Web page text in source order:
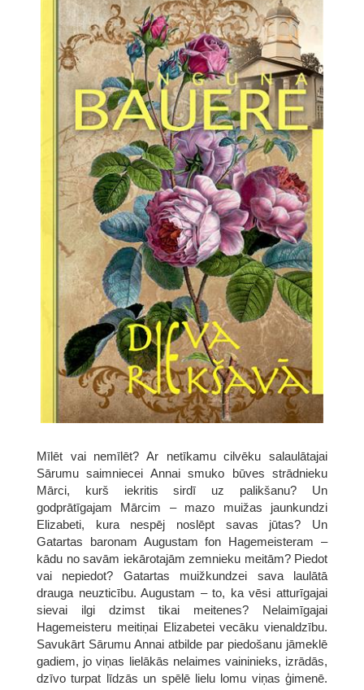
Mīlēt vai nemīlēt? Ar netīkamu cilvēku salaulātajai
Sārumu saimniecei Annai smuko būves strādnieku
Mārci, kurš iekritis sirdī uz palikšanu? Un
godprātīgajam Mārcim – mazo muižas jaunkundzi
Elizabeti, kura nespēj noslēpt savas jūtas? Un
Gatartas baronam Augustam fon Hagemeisteram –
kādu no savām iekārotajām zemnieku meitām? Piedot
vai nepiedot? Gatartas muižkundzei sava laulātā
drauga neuzticību. Augustam – to, ka vēsi atturīgajai
sievai ilgi dzimst tikai meitenes? Nelaimīgajai
Hagemeisteru meitiņai Elizabetei vecāku vienaldzību.
Savukārt Sārumu Annai atbilde par piedošanu jāmeklē
gadiem, jo viņas lielākās nelaimes vaininieks, izrādās,
dzīvo turpat līdzās un spēlē lielu lomu viņas ģimenē.